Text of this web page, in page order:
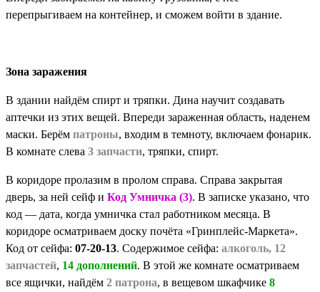
перепрыгиваем на контейнер, и сможем войти в здание.
Зона заражения
В здании найдём спирт и тряпки. Дина научит создавать
аптечки из этих вещей. Впереди зараженная область, наденем
маски. Берём патроны, входим в темноту, включаем фонарик.
В комнате слева 3 запчасти, тряпки, спирт.
В коридоре пролазим в пролом справа. Справа закрытая
дверь, за ней сейф и Код Умничка (3). В записке указано, что
код — дата, когда умничка стал работником месяца. В
коридоре осматриваем доску почёта «Гринплейс-Маркета».
Код от сейфа: 07-20-13. Содержимое сейфа: алкоголь, 12
запчастей, 14 дополнений. В этой же комнате осматриваем
все ящички, найдём 2 патрона, в вещевом шкафчике 8